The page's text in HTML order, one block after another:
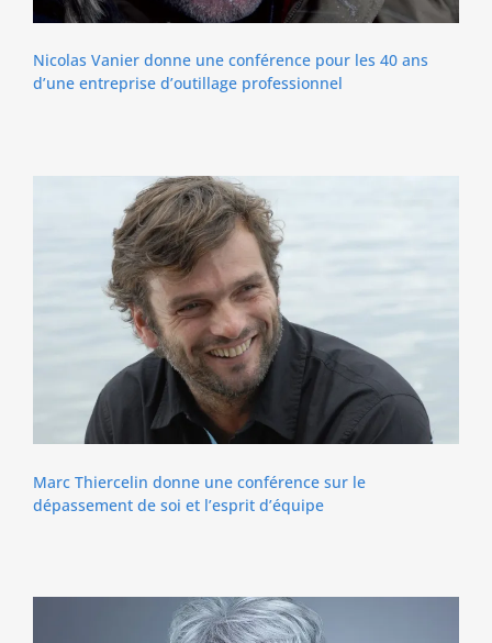
Nicolas Vanier donne une conférence pour les 40 ans
d’une entreprise d’outillage professionnel
Marc Thiercelin donne une conférence sur le
dépassement de soi et l’esprit d’équipe